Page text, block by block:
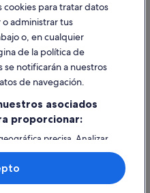
alquiler vacacional
cookies para tratar datos
administrar tus
o, en cualquier
de la política de
se notificarán a nuestros
de navegación.
asociados
proporcionar:
precisa. Analizar
del dispositivo para su
en un dispositivo
contenido personalizados,
investigación de